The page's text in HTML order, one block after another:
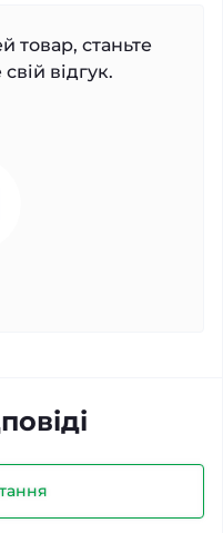
товар, станьте
відгук.